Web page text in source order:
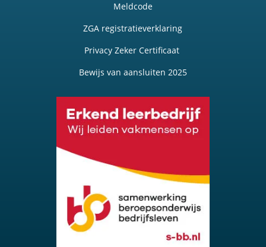
Meldcode
ZGA registratieverklaring
Privacy Zeker Certificaat
Bewijs van aansluiten 2025